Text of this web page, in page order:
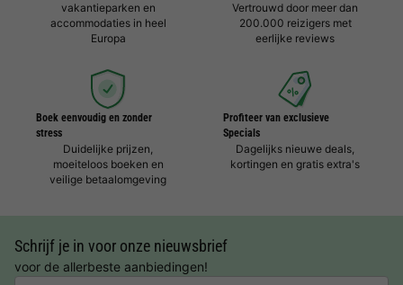
vakantieparken en
accommodaties in heel
Europa
Vertrouwd door meer dan
200.000 reizigers met
eerlijke reviews
Boek eenvoudig en zonder
stress
Duidelijke prijzen,
moeiteloos boeken en
veilige betaalomgeving
Profiteer van exclusieve
Specials
Dagelijks nieuwe deals,
kortingen en gratis extra's
Schrijf je in voor onze nieuwsbrief
voor de allerbeste aanbiedingen!